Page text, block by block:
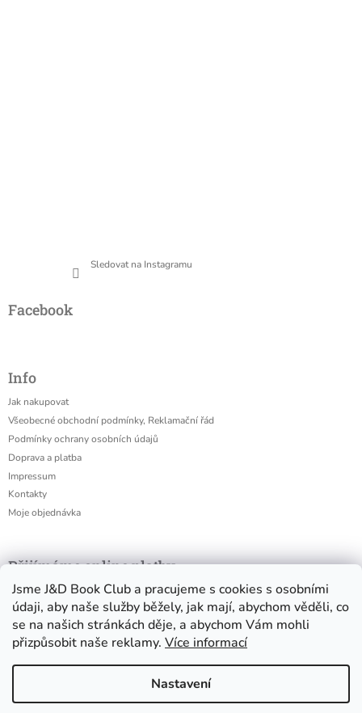
Jsme J&D Book Club a pracujeme s cookies s osobními
údaji, aby naše služby běžely, jak mají, abychom věděli, co
se na našich stránkách děje, a abychom Vám mohli
přizpůsobit naše reklamy. Více informací
Nastavení
Sledovat na Instagramu
Facebook
Info
Jak nakupovat
Všeobecné obchodní podmínky, Reklamační řád
Podmínky ochrany osobních údajů
Doprava a platba
Impressum
Kontakty
Moje objednávka
Přijímáme online platby